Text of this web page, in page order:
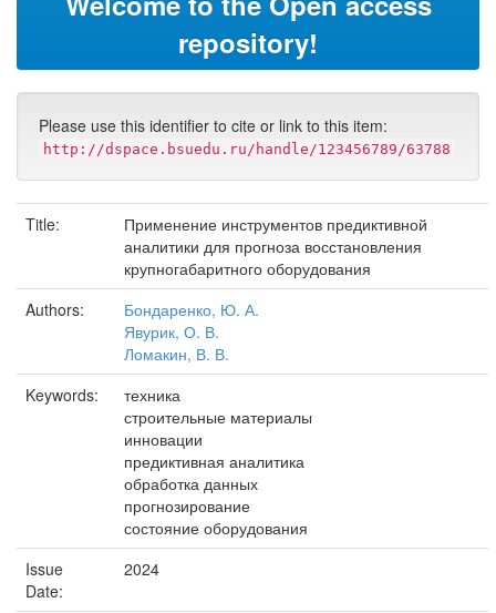
repository!
Please use this identifier to cite or link to this item:
http://dspace.bsuedu.ru/handle/123456789/63788
Title:
Применение инструментов предиктивной
аналитики для прогноза восстановления
крупногабаритного оборудования
Authors:
Бондаренко, Ю. А.
Явурик, О. В.
Ломакин, В. В.
Keywords:
техника
строительные материалы
инновации
предиктивная аналитика
обработка данных
прогнозирование
состояние оборудования
Issue
Date:
2024